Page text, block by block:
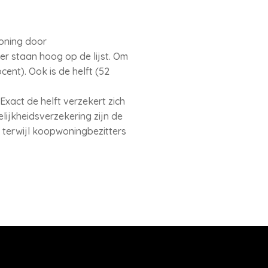
door
staan hoog op de lijst. Om
Ook is de helft (52
de helft verzekert zich
zijn de
terwijl koopwoningbezitters